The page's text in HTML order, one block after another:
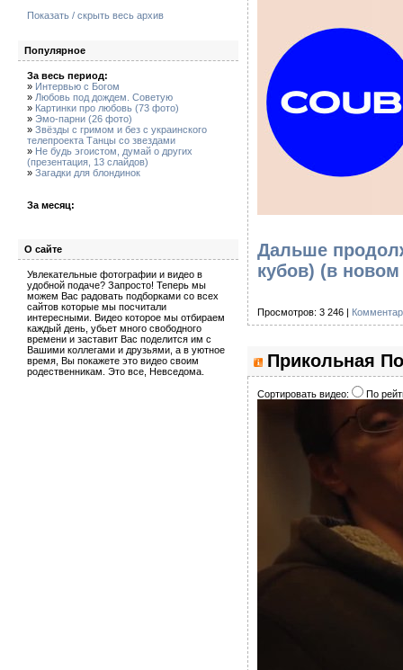
Показать / скрыть весь архив
Популярное
За весь период:
» Интервью с Богом
» Любовь под дождем. Советую
» Картинки про любовь (73 фото)
» Эмо-парни (26 фото)
» Звёзды с гримом и без с украинского
телепроекта Танцы со звездами
» Не будь эгоистом, думай о других
(презентация, 13 слайдов)
» Загадки для блондинок
За месяц:
О сайте
Увлекательные фотографии и видео в
удобной подаче? Запросто! Теперь мы
можем Вас радовать подборками со всех
сайтов которые мы посчитали
интересными. Видео которое мы отбираем
каждый день, убьет много свободного
времени и заставит Вас поделится им с
Вашими коллегами и друзьями, а в уютное
время, Вы покажете это видео своим
родественникам. Это все, Невседома.
Дальше
кубов) (в новом
Просмотров: 3 246 |
Прикольная
Сортировать видео: По